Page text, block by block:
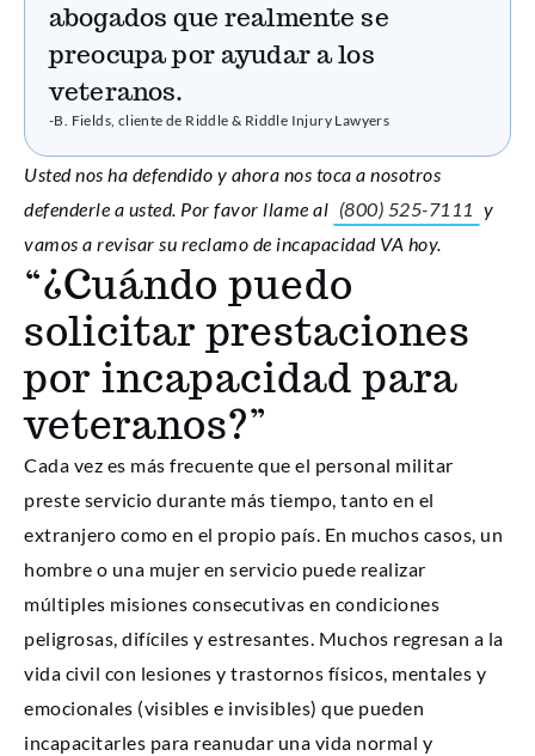
abogados que realmente se
preocupa por ayudar a los
veteranos.
-B. Fields, cliente de Riddle & Riddle Injury Lawyers
Usted nos ha defendido y ahora nos toca a nosotros
defenderle a usted. Por favor llame al (800) 525-7111 y
vamos a revisar su reclamo de incapacidad VA hoy.
“¿Cuándo puedo
solicitar prestaciones
por incapacidad para
veteranos?”
Cada vez es más frecuente que el personal militar
preste servicio durante más tiempo, tanto en el
extranjero como en el propio país. En muchos casos, un
hombre o una mujer en servicio puede realizar
múltiples misiones consecutivas en condiciones
peligrosas, difíciles y estresantes. Muchos regresan a la
vida civil con lesiones y trastornos físicos, mentales y
emocionales (visibles e invisibles) que pueden
incapacitarles para reanudar una vida normal y